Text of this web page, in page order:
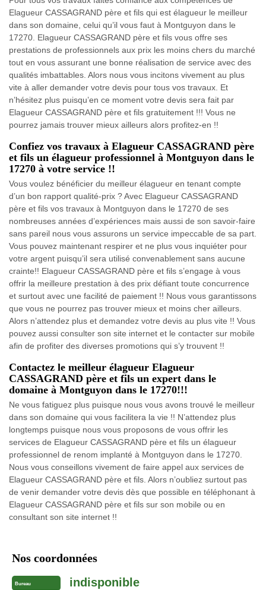
Elagueur CASSAGRAND père et fils qui est élagueur le meilleur
dans son domaine, celui qu’il vous faut à Montguyon dans le
17270. Elagueur CASSAGRAND père et fils vous offre ses
prestations de professionnels aux prix les moins chers du marché
tout en vous assurant une bonne réalisation de service avec des
qualités imbattables. Alors nous vous incitons vivement au plus
vite à aller demander votre devis pour tous vos travaux. Et
n’hésitez plus puisqu’en ce moment votre devis sera fait par
Elagueur CASSAGRAND père et fils gratuitement !!! Vous ne
pourrez jamais trouver mieux ailleurs alors profitez-en !!
Confiez vos travaux à Elagueur CASSAGRAND père
et fils un élagueur professionnel à Montguyon dans le
17270 à votre service !!
Vous voulez bénéficier du meilleur élagueur en tenant compte
d’un bon rapport qualité-prix ? Avec Elagueur CASSAGRAND
père et fils vos travaux à Montguyon dans le 17270 de ses
nombreuses années d’expériences mais aussi de son savoir-faire
sans pareil nous vous assurons un service impeccable de sa part.
Vous pouvez maintenant respirer et ne plus vous inquiéter pour
votre argent puisqu’il sera utilisé convenablement sans aucune
crainte!! Elagueur CASSAGRAND père et fils s’engage à vous
offrir la meilleure prestation à des prix défiant toute concurrence
et surtout avec une facilité de paiement !! Nous vous garantissons
que vous ne pourrez pas trouver mieux et moins cher ailleurs.
Alors n’attendez plus et demandez votre devis au plus vite !! Vous
pouvez aussi consulter son site internet et le contacter sur mobile
afin de profiter des diverses promotions qui s’y trouvent !!
Contactez le meilleur élagueur Elagueur
CASSAGRAND père et fils un expert dans le
domaine à Montguyon dans le 17270!!!
Ne vous fatiguez plus puisque nous vous avons trouvé le meilleur
dans son domaine qui vous facilitera la vie !! N’attendez plus
longtemps puisque nous vous proposons de vous offrir les
services de Elagueur CASSAGRAND père et fils un élagueur
professionnel de renom implanté à Montguyon dans le 17270.
Nous vous conseillons vivement de faire appel aux services de
Elagueur CASSAGRAND père et fils. Alors n’oubliez surtout pas
de venir demander votre devis dès que possible en téléphonant à
Elagueur CASSAGRAND père et fils sur son mobile ou en
consultant son site internet !!
Nos coordonnées
Bureau indisponible